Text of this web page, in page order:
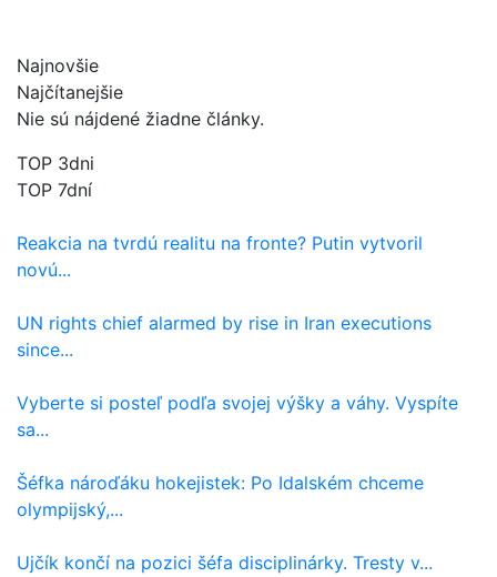
Najnovšie
Najčítanejšie
Nie sú nájdené žiadne články.
TOP 3dni
TOP 7dní
Reakcia na tvrdú realitu na fronte? Putin vytvoril
novú...
UN rights chief alarmed by rise in Iran executions
since...
Vyberte si posteľ podľa svojej výšky a váhy. Vyspíte
sa...
Šéfka nároďáku hokejistek: Po Idalském chceme
olympijský,...
Ujčík končí na pozici šéfa disciplinárky. Tresty v...